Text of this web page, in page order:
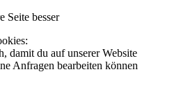
Seite besser
damit du auf unserer Website
Anfragen bearbeiten können